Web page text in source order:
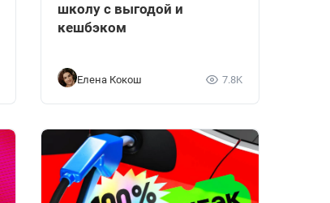
школу с выгодой и
кешбэком
Елена Кокош 7.8K